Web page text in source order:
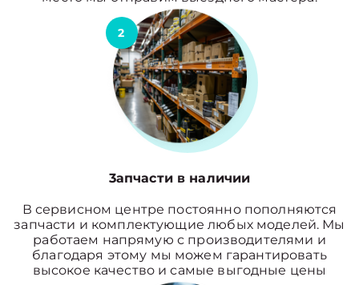
2
3апчасти в наличии
В сервисном центре постоянно пополняются
запчасти и комплектующие любых моделей. Мы
работаем напрямую с производителями и
благодаря этому мы можем гарантировать
высокое качество и самые выгодные цены